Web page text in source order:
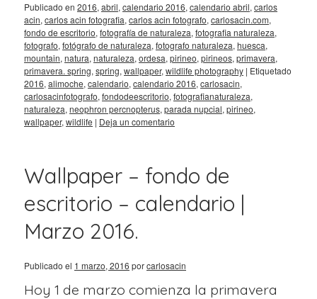
Publicado en 2016, abril, calendario 2016, calendario abril, carlos
acin, carlos acin fotografia, carlos acin fotografo, carlosacin.com,
fondo de escritorio, fotografía de naturaleza, fotografia naturaleza,
fotografo, fotógrafo de naturaleza, fotografo naturaleza, huesca,
mountain, natura, naturaleza, ordesa, pirineo, pirineos, primavera,
primavera. spring, spring, wallpaper, wildlife photography | Etiquetado
2016, alimoche, calendario, calendario 2016, carlosacin,
carlosacinfotografo, fondodeescritorio, fotografianaturaleza,
naturaleza, neophron percnopterus, parada nupcial, pirineo,
wallpaper, wildlife | Deja un comentario
Wallpaper – fondo de
escritorio – calendario |
Marzo 2016.
Publicado el 1 marzo, 2016 porcarlosacin
Hoy 1 de marzo comienza la primavera